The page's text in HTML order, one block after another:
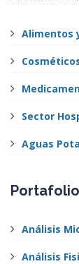
Alimentos
Sector
Aguas
Portafolio
Análisis
Análisis